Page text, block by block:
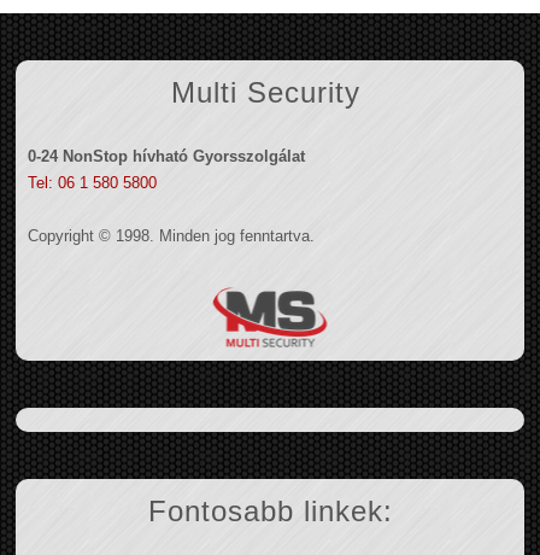
Multi Security
0-24 NonStop hívható Gyorsszolgálat
Tel: 06 1 580 5800
Copyright © 1998. Minden jog fenntartva.
Fontosabb linkek: